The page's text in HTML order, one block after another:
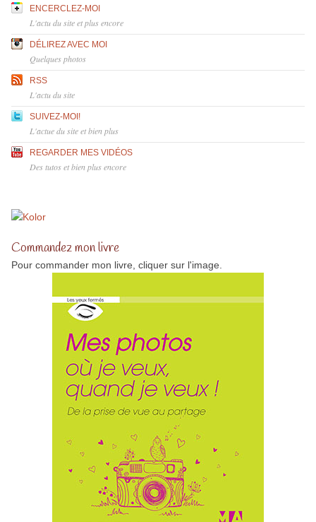
ENCERCLEZ-MOI
L'actu du site et plus encore
DÉLIREZ AVEC MOI
Quelques photos
RSS
L'actu du site
SUIVEZ-MOI!
L'actue du site et bien plus
REGARDER MES VIDÉOS
Des tutos et bien plus encore
Commandez mon livre
Pour commander mon livre, cliquer sur l'image.